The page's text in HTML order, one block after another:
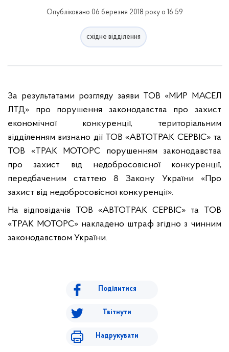
Опубліковано 06 березня 2018 року о 16:59
східне відділення
За результатами розгляду заяви ТОВ «МИР МАСЕЛ
ЛТД» про порушення законодавства про захист
економічної конкуренції, територіальним
відділенням визнано дії ТОВ «АВТОТРАК СЕРВІС» та
ТОВ «ТРАК МОТОРС порушенням законодавства
про захист від недобросовісної конкуренції,
передбаченим статтею 8 Закону України «Про
захист від недобросовісної конкуренції».
На відповідачів ТОВ «АВТОТРАК СЕРВІС» та ТОВ
«ТРАК МОТОРС»накладено штраф згідно з чинним
законодавством України.
Поділитися
Твітнути
Надрукувати